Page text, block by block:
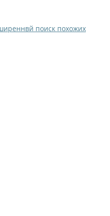
поиск похожих